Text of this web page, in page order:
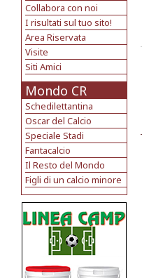
Collabora con noi
I risultati sul tuo sito!
Area Riservata
Visite
Siti Amici
Mondo CR
Schedilettantina
Oscar del Calcio
Speciale Stadi
Fantacalcio
Il Resto del Mondo
Figli di un calcio minore